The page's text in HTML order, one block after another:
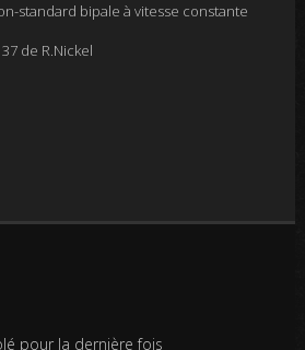
standard bipale à vitesse constante
de R.Nickel
pour la dernière fois